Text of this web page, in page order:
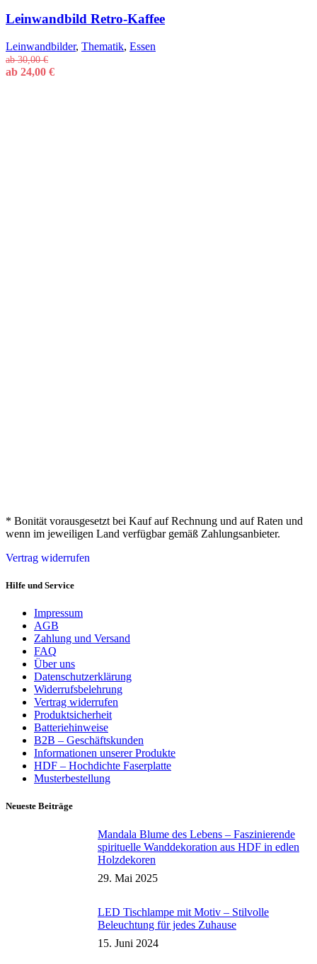
Leinwandbild Retro-Kaffee
Leinwandbilder, Thematik, Essen
ab30,00€
ab 24,00 €
* Bonität vorausgesetzt bei Kauf auf Rechnung und auf Raten und
wenn im jeweiligen Land verfügbar gemäß Zahlungsanbieter.
Vertrag widerrufen
Hilfe und Service
Impressum
AGB
Zahlung und Versand
FAQ
Über uns
Datenschutzerklärung
Widerrufsbelehrung
Vertrag widerrufen
Produktsicherheit
Batteriehinweise
B2B – Geschäftskunden
Informationen unserer Produkte
HDF – Hochdichte Faserplatte
Musterbestellung
Neueste Beiträge
Mandala Blume des Lebens – Faszinierende
spirituelle Wanddekoration aus HDF in edlen
Holzdekoren
29. Mai 2025
LED Tischlampe mit Motiv – Stilvolle
Beleuchtung für jedes Zuhause
15. Juni 2024